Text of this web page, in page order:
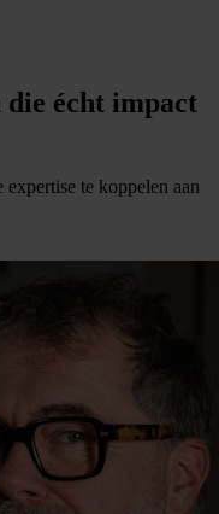
die écht impact
te koppelen aan